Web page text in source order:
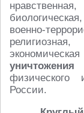
военно-
уничтожения
физического
России.